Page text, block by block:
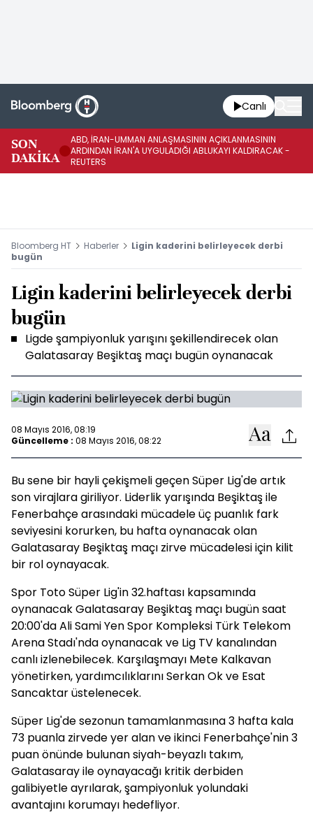
Canlı
SON
DAKİKA
ABD, İRAN-UMMAN ANLAŞMASININ AÇIKLANMASININ
ARDINDAN İRAN'A UYGULADIĞI ABLUKAYI KALDIRACAK -
REUTERS
Bloomberg HT Haberler
Ligin kaderini belirleyecek derbi
bugün
Ligin kaderini belirleyecek derbi
bugün
Ligde şampiyonluk yarışını şekillendirecek olan
Galatasaray Beşiktaş maçı bugün oynanacak
08 Mayıs 2016, 08:19
Güncelleme : 08 Mayıs 2016, 08:22
Bu sene bir hayli çekişmeli geçen Süper Lig'de artık
son virajlara giriliyor. Liderlik yarışında Beşiktaş ile
Fenerbahçe arasındaki mücadele üç puanlık fark
seviyesini korurken, bu hafta oynanacak olan
Galatasaray Beşiktaş maçı zirve mücadelesi için kilit
bir rol oynayacak.
Spor Toto Süper Lig'in 32.haftası kapsamında
oynanacak Galatasaray Beşiktaş maçı bugün saat
20:00'da Ali Sami Yen Spor Kompleksi Türk Telekom
Arena Stadı'nda oynanacak ve Lig TV kanalından
canlı izlenebilecek. Karşılaşmayı Mete Kalkavan
yönetirken, yardımcılıklarını Serkan Ok ve Esat
Sancaktar üstelenecek.
Süper Lig'de sezonun tamamlanmasına 3 hafta kala
73 puanla zirvede yer alan ve ikinci Fenerbahçe'nin 3
puan önünde bulunan siyah-beyazlı takım,
Galatasaray ile oynayacağı kritik derbiden
galibiyetle ayrılarak, şampiyonluk yolundaki
avantajını korumayı hedefliyor.